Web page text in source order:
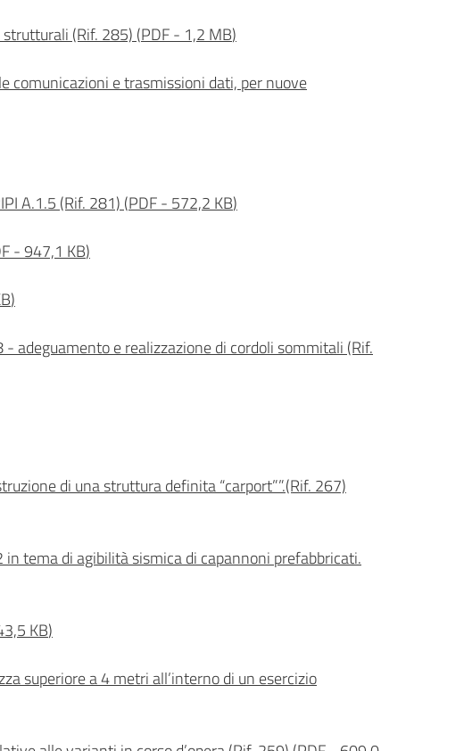
(Rif. 285) (PDF- 1,2 MB)
comunicazioni e trasmissioni dati, per nuove
A.1.5 (Rif. 281) (PDF- 572,2 KB)
-947,1 KB)
)
adeguamento e realizzazione di cordoli sommitali (Rif.
di una struttura definita “carport””.(Rif. 267)
tema di agibilità sismica di capannoni prefabbricati.
KB)
superiore a 4 metri all’interno di un esercizio